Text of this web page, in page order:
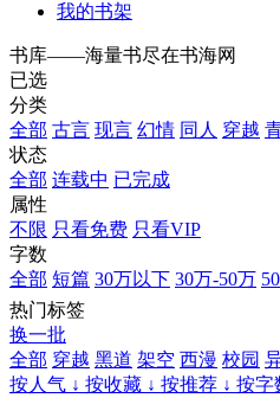
我的书架
书库——海量书尽在书海网
已选
分类
全部 古言 现言 幻情 同人 穿越
状态
全部 连载中 已完成
属性
不限 只看免费 只看VIP
字数
全部 短篇 30万以下 30万-50万
热门标签
换一批
全部 穿越 黑道 架空 西漫 校园
按人气 ↓ 按收藏 ↓ 按推荐 ↓ 按字